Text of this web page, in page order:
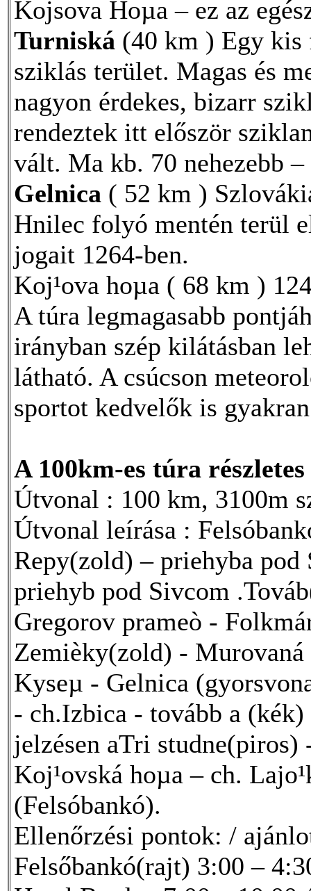
Kojsova Hoµa – ez az
Turniská (40 km ) Egy
sziklás terület. Magas és
nagyon érdekes, bizarr
rendeztek itt először
vált. Ma kb. 70 nehezebb
Gelnica ( 52 km )
Hnilec folyó mentén terül
jogait 1264-ben.
Koj¹ova hoµa ( 68 km )
A túra legmagasabb
irányban szép kilátásban
látható. A csúcson
sportot kedvelők is
A 100km-es túra
Útvonal : 100 km, 3100m
Útvonal leírása :
Repy(zold) – priehyba pod
priehyb pod Sivcom
Gregorov prameò -
Zemièky(zold) -
Kyseµ - Gelnica
- ch.Izbica - tovább a (kék)
jelzésen aTri
Koj¹ovská hoµa – ch.
(Felsóbankó).
Ellenőrzési pontok: /
Felsőbankó(rajt) 3:00 –